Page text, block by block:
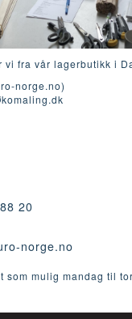
vi fra vår lagerbutikk i
norge.no)
20
norge.no
som mulig mandag til